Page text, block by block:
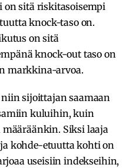
sitä riskitasoisempi
knock-taso on.
on sitä
knock-out taso on
markkina-arvoa.
sijoittajan saamaan
kuluihin, kuin
Siksi laaja
kohde-etuutta kohti on
useisiin indekseihin,